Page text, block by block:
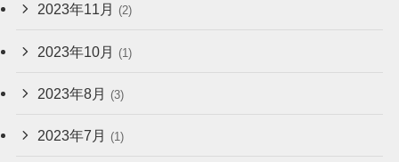
2023年11月 (2)
2023年10月 (1)
2023年8月 (3)
2023年7月 (1)